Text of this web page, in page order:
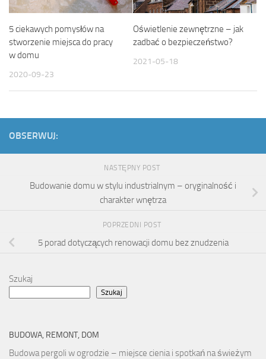
5 ciekawych pomysłów na
stworzenie miejsca do pracy
w domu
2020-09-23
Oświetlenie zewnętrzne – jak
zadbać o bezpieczeństwo?
2021-05-18
OBSERWUJ:
NASTĘPNY POST
Budowanie domu w stylu industrialnym – oryginalność i
charakter wnętrza
POPRZEDNI POST
5 porad dotyczących renowacji domu bez znudzenia
Szukaj
Szukaj
BUDOWA, REMONT, DOM
Budowa pergoli w ogrodzie – miejsce cienia i spotkań na świeżym